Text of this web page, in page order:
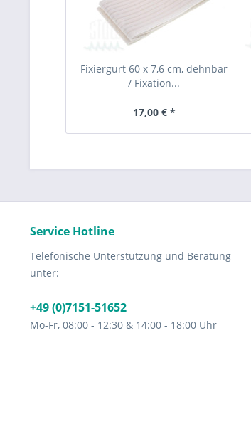
Fixiergurt 60 x 7,6 cm, dehnbar
/ Fixation...
17,00 € *
Service Hotline
Telefonische Unterstützung und Beratung
unter:
+49 (0)7151-51652
Mo-Fr, 08:00 - 12:30 & 14:00 - 18:00 Uhr